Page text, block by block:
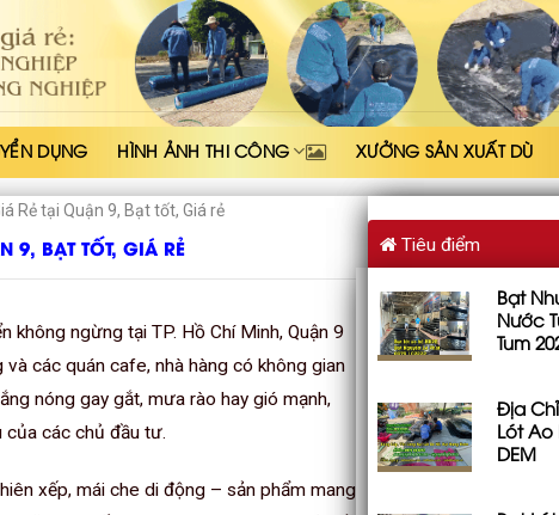
DỤNG HÌNH ẢNH THI CÔNG XƯỞNG SẢN XUẤT DÙ
Rẻ tại Quận 9, Bạt tốt, Giá rẻ
9, BẠT TỐT, GIÁ RẺ
ngừng tại TP. Hồ Chí Minh, Quận 9
các quán cafe, nhà hàng có không gian
nóng gay gắt, mưa rào hay gió mạnh,
của các chủ đầu tư.
xếp, mái che di động – sản phẩm mang
Tiêu điểm
Bạt
Nước
Tum
Địa
Lót
DEM